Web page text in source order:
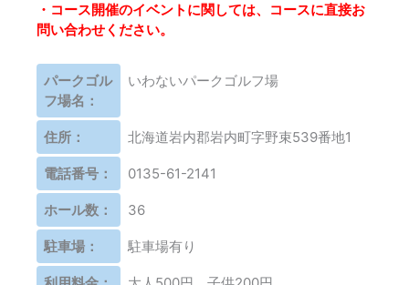
・コース開催のイベントに関しては、コースに直接お
問い合わせください。
パークゴル
フ場名：
いわないパークゴルフ場
住所： 北海道岩内郡岩内町字野束539番地1
電話番号： 0135-61-2141
ホール数： 36
駐車場： 駐車場有り